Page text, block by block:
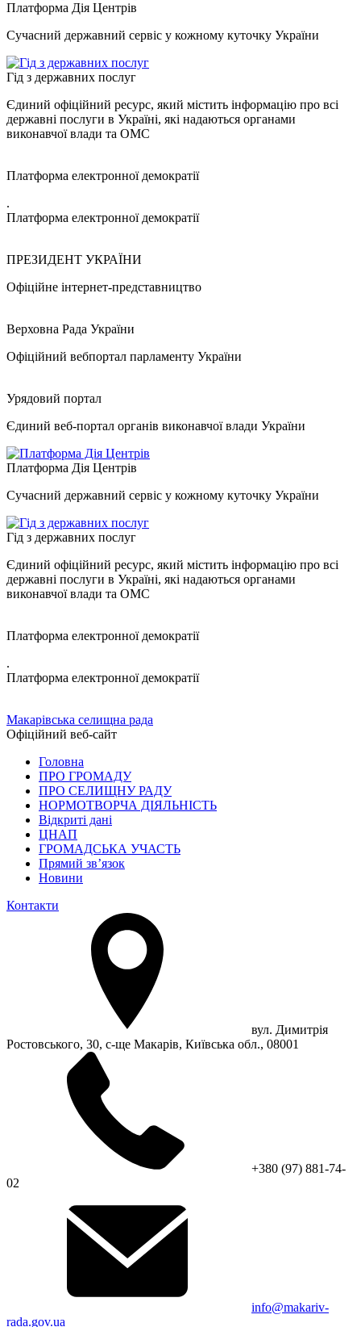
Платформа Дія Центрів
Сучасний державний сервіс у кожному куточку України
Гід з державних послуг
Єдиний офіційний ресурс, який містить інформацію про всі
державні послуги в Україні, які надаються органами
виконавчої влади та ОМС
Платформа електронної демократії
.
Платформа електронної демократії
ПРЕЗИДЕНТ УКРАЇНИ
Офіційне інтернет-представництво
Верховна Рада України
Офіційний вебпортал парламенту України
Урядовий портал
Єдиний веб-портал органів виконавчої влади України
Платформа Дія Центрів
Сучасний державний сервіс у кожному куточку України
Гід з державних послуг
Єдиний офіційний ресурс, який містить інформацію про всі
державні послуги в Україні, які надаються органами
виконавчої влади та ОМС
Платформа електронної демократії
.
Платформа електронної демократії
Макарівська селищна рада
Офіційний веб-сайт
Головна
ПРО ГРОМАДУ
ПРО СЕЛИЩНУ РАДУ
НОРМОТВОРЧА ДІЯЛЬНІСТЬ
Відкриті дані
ЦНАП
ГРОМАДСЬКА УЧАСТЬ
Прямий зв’язок
Новини
Контакти
вул. Димитрія
Ростовського, 30, с-ще Макарів, Київська обл., 08001
+380 (97) 881-74-
02
info@makariv-
rada.gov.ua